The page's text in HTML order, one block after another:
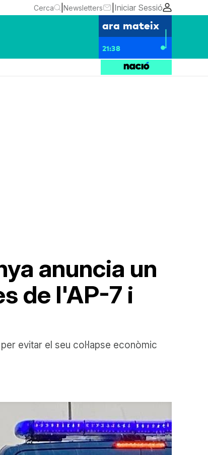
Cerca Newsletters Iniciar Sessió
ara mateix
21:38
anuncia un
de l'AP-7 i
evitar el seu col·lapse econòmic